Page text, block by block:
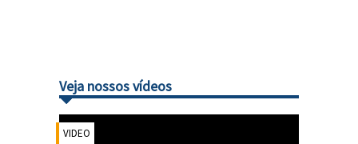
Veja nossos vídeos
VIDEO